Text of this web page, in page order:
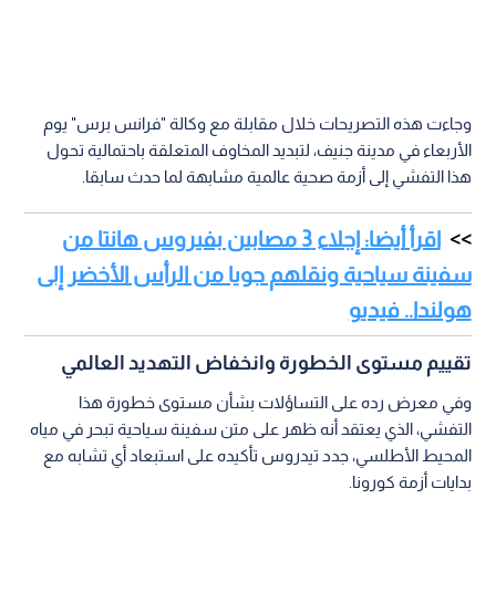
وجاءت هذه التصريحات خلال مقابلة مع وكالة "فرانس برس" يوم
الأربعاء في مدينة جنيف، لتبديد المخاوف المتعلقة باحتمالية تحول
هذا التفشي إلى أزمة صحية عالمية مشابهة لما حدث سابقا.
اقرأ أيضا: إجلاء 3 مصابين بفيروس هانتا من
سفينة سياحية ونقلهم جويا من الرأس الأخضر إلى
هولندا.. فيديو
تقييم مستوى الخطورة وانخفاض التهديد العالمي
وفي معرض رده على التساؤلات بشأن مستوى خطورة هذا
التفشي، الذي يعتقد أنه ظهر على متن سفينة سياحية تبحر في مياه
المحيط الأطلسي، جدد تيدروس تأكيده على استبعاد أي تشابه مع
بدايات أزمة كورونا.